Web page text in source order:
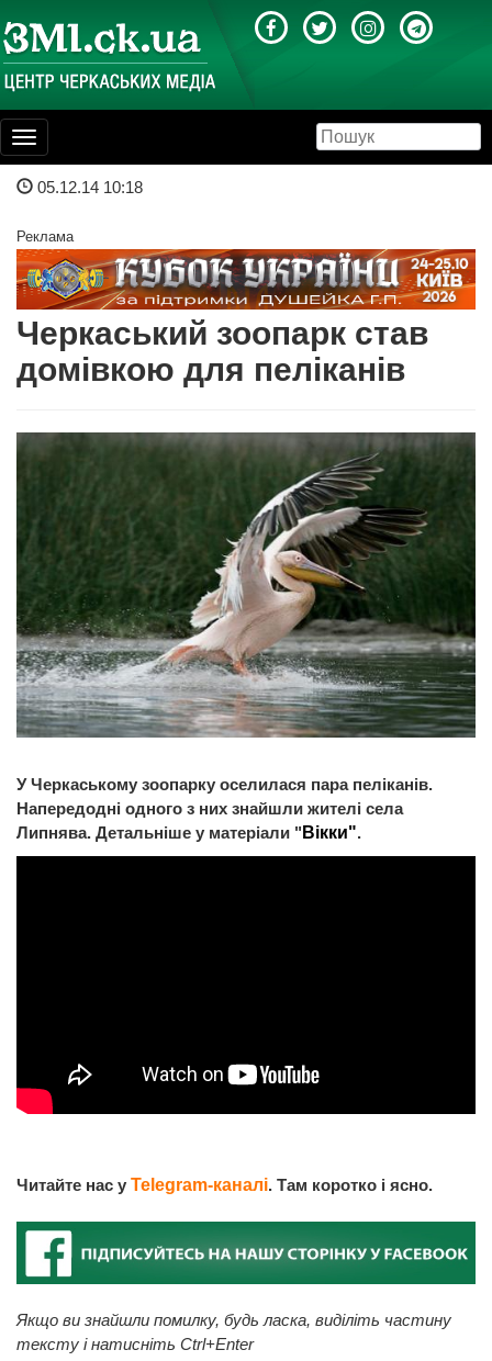
Toggle
navigation
05.12.14 10:18
Реклама
Черкаський зоопарк став
домівкою для пеліканів
У Черкаському зоопарку оселилася пара пеліканів.
Напередодні одного з них знайшли жителі села
Липнява. Детальніше у матеріали " Вікки".
Читайте нас у Telegram-каналі. Там коротко і ясно.
Якщо ви знайшли помилку, будь ласка, виділіть частину
тексту і натисніть Ctrl+Enter